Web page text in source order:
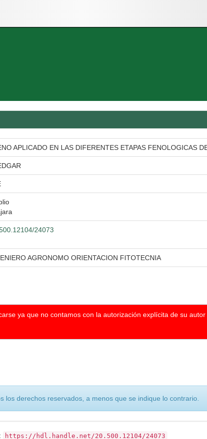
APLICADO EN LAS DIFERENTES ETAPAS FENOLOGICAS
24073
AGRONOMO ORIENTACION FITOTECNIA
ya que no contamos con la autorización explícita de su
derechos reservados, a menos que se indique lo contrario.
https://hdl.handle.net/20.500.12104/24073